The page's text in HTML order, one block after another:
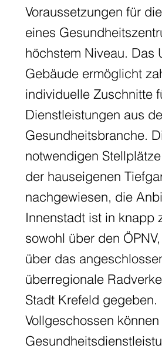
Voraussetzungen für
eines
höchstem Niveau. Das
Gebäude ermöglicht
individuelle Zuschnitte
Dienstleistungen aus
Gesundheitsbranche.
notwendigen
der hauseigenen
nachgewiesen, die
Innenstadt ist in knapp
sowohl über den
über das
überregionale
Stadt Krefeld gegeben.
Vollgeschossen